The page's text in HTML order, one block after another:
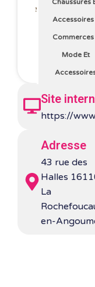
Accessoires
Commerces
Mode Et
Site
https://
Adresse
43 rue des
Halles
La
en-